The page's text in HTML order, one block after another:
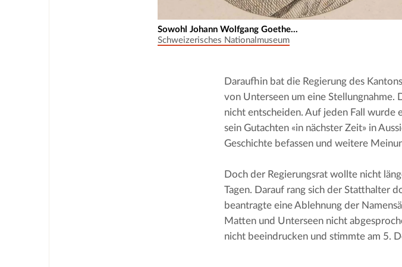
Sowohl Johann Wolfgang Goethe...
Schweizerisches Nationalmuseum
Daraufhin bat die Regierung des
von Unterseen um eine Stellungnahme.
nicht entscheiden. Auf jeden Fall
sein Gutachten «in nächster Zeit» in
Geschichte befassen und weitere
Doch der Regierungsrat wollte nicht
Tagen. Darauf rang sich der Statthalter
beantragte eine Ablehnung der
Matten und Unterseen nicht
nicht beeindrucken und stimmte am 5.